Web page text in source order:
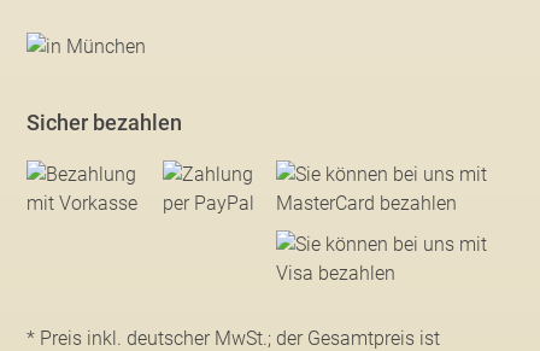
Sicher bezahlen
* Preis inkl. deutscher MwSt.; der Gesamtpreis ist